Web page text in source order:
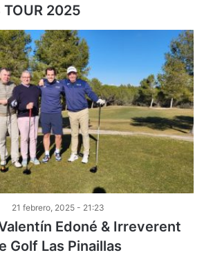
2025
21 febrero, 2025 - 21:23
Edoné & Irreverent
Golf Las Pinaillas